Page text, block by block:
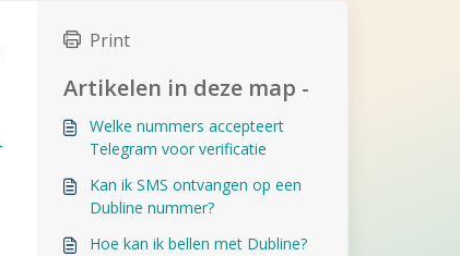
Print
Artikelen in deze map -
Welke nummers accepteert
Telegram voor verificatie
Kan ik SMS ontvangen op een
Dubline nummer?
Hoe kan ik bellen met Dubline?